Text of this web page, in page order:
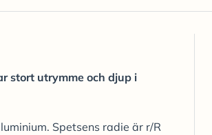
stort utrymme och djup i
Spetsens radie är r/R